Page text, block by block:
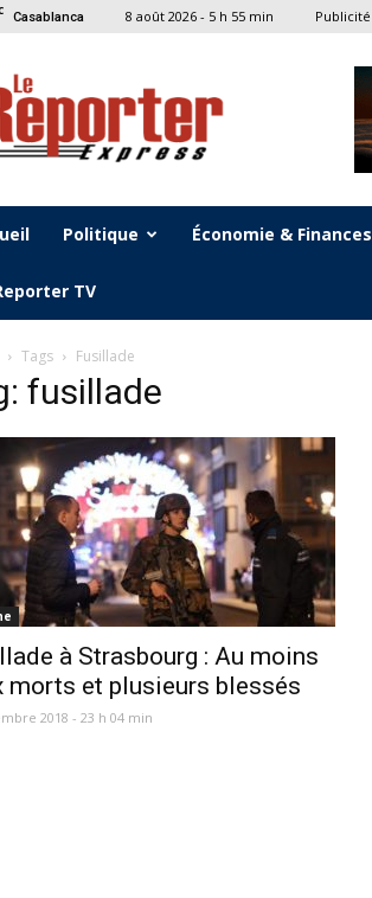
Casablanca 8 août 2026 - 5 h 55 min Publicité
Le
Reporter
Express
Politique Économie & Finances
TV
Tags Fusillade
fusillade
à Strasbourg : Au moins
morts et plusieurs blessés
2018 - 23 h 04 min